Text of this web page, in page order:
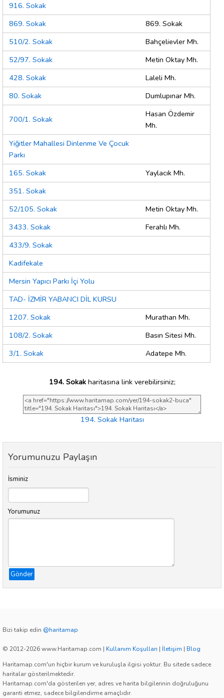
916. Sokak
869. Sokak
869. Sokak
510/2. Sokak
Bahçelievler Mh.
52/97. Sokak
Metin Oktay Mh.
428. Sokak
Laleli Mh.
80. Sokak
Dumlupınar Mh.
700/1. Sokak
Hasan Özdemir
Mh.
Yiğitler Mahallesi Dinlenme Ve Çocuk
Parkı
165. Sokak
Yaylacık Mh.
351. Sokak
52/105. Sokak
Metin Oktay Mh.
3433. Sokak
Ferahlı Mh.
433/9. Sokak
Kadifekale
Mersin Yapıcı Parkı İçi Yolu
TAD- İZMİR YABANCI DİL KURSU
1207. Sokak
Murathan Mh.
108/2. Sokak
Basın Sitesi Mh.
3/1. Sokak
Adatepe Mh.
194. Sokakharitasına link verebilirsiniz;
194. Sokak Haritası
Yorumunuzu Paylaşın
İsminiz
Yorumunuz
Gönder
Bizi takip edin @haritamap
© 2012-2026 www.Haritamap.com | Kullanım Koşulları | İletişim | Blog
Haritamap.com'un hiçbir kurum ve kuruluşla ilgisi yoktur. Bu sitede sadece
haritalar gösterilmektedir.
Haritamap.com'da gösterilen yer, adres ve harita bilgilerinin doğruluğunu
garanti etmez, sadece bilgilendirme amaçlıdır.